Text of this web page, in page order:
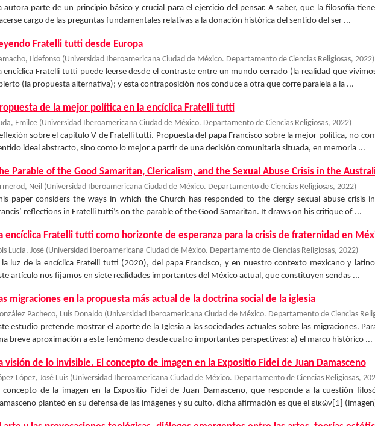
autora parte de un principio básico y crucial para el ejercicio del pensar. A saber, que la filosofía
cargo de las preguntas fundamentales relativas a la donación histórica del sentido del ser ...
Fratelli tutti desde Europa
Ildefonso (Universidad Iberoamericana Ciudad de México. Departamento de Ciencias Religiosas, 2022)
encíclica Fratelli tutti puede leerse desde el contraste entre un mundo cerrado (la realidad que
(la propuesta alternativa); y esta contraposición nos conduce a otra que corre paralela a la ...
de la mejor política en la encíclica Fratelli tutti
Emilce (Universidad Iberoamericana Ciudad de México. Departamento de Ciencias Religiosas, 2022)
sobre el capítulo V de Fratelli tutti. Propuesta del papa Francisco sobre la mejor política, no
ideal abstracto, sino como lo mejor a partir de una decisión comunitaria situada, en memoria ...
Parable of the Good Samaritan, Clericalism, and the Sexual Abuse Crisis in the
Neil (Universidad Iberoamericana Ciudad de México. Departamento de Ciencias Religiosas, 2022)
paper considers the ways in which the Church has responded to the clergy sexual abuse crisis
reflections in Fratelli tutti’s on the parable of the Good Samaritan. It draws on his critique of ...
encíclica Fratelli tutti como horizonte de esperanza para la crisis de fraternidad en
Lucia, José (Universidad Iberoamericana Ciudad de México. Departamento de Ciencias Religiosas, 2022)
la luz de la encíclica Fratelli tutti (2020), del papa Francisco, y en nuestro contexto mexicano y
artículo nos fijamos en siete realidades importantes del México actual, que constituyen sendas ...
migraciones en la propuesta más actual de la doctrina social de la iglesia
Pacheco, Luis Donaldo (Universidad Iberoamericana Ciudad de México. Departamento de Ciencias
estudio pretende mostrar el aporte de la Iglesia a las sociedades actuales sobre las migraciones.
breve aproximación a este fenómeno desde cuatro importantes perspectivas: a) el marco histórico ...
visión de lo invisible. El concepto de imagen en la Expositio Fidei de Juan Damasceno
López, José Luis (Universidad Iberoamericana Ciudad de México. Departamento de Ciencias Religiosas,
concepto de la imagen en la Expositio Fidei de Juan Damasceno, que responde a la cuestión
planteó en su defensa de las imágenes y su culto, dicha afirmación es que el εἰκών[1]